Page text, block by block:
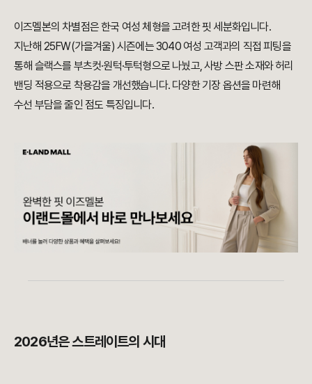
이즈멜본의 차별점은 한국 여성 체형을 고려한 핏 세분화입니다.
지난해 25FW(가을겨울) 시즌에는 3040 여성 고객과의 직접 피팅을
통해 슬랙스를 부츠컷·원턱·투턱형으로 나눴고, 사방 스판 소재와 허리
밴딩 적용으로 착용감을 개선했습니다. 다양한 기장 옵션을 마련해
수선 부담을 줄인 점도 특징입니다.
2026년은 스트레이트의 시대